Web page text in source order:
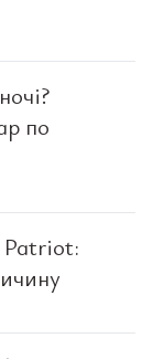
по
Patriot: